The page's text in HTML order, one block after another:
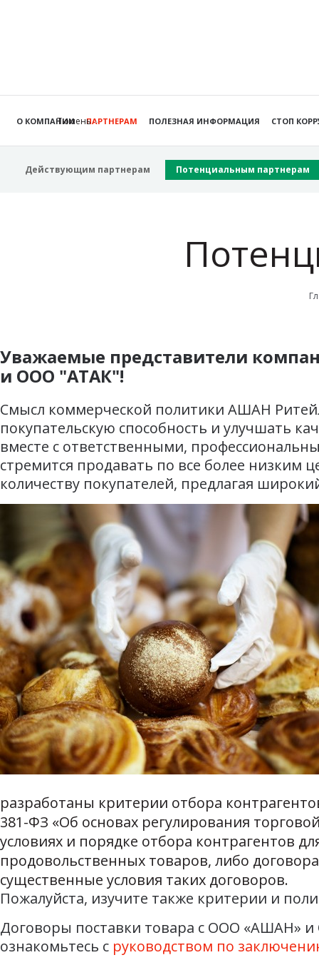
Тюмень
О КОМПАНИИ ПАРТНЕРАМ ПОЛЕЗНАЯ ИНФОРМАЦИЯ СТОП
Действующим партнерам Потенциальным партнерам
Уважаемые представители
и ООО "АТАК"!
Смысл коммерческой политики АШАН
покупательскую способность и улучшать
вместе с ответственными,
стремится продавать по все более низким
количеству покупателей, предлагая
разработаны критерии отбора
381-ФЗ «Об основах регулирования
условиях и порядке отбора контрагентов
продовольственных товаров, либо
существенные условия таких договоров.
Пожалуйста, изучите также критерии и
Договоры поставки товара с ООО «АШАН»
ознакомьтесь с руководством по